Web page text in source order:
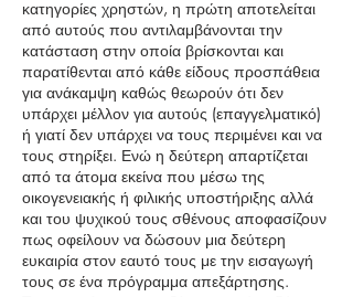
κατηγορίες χρηστών, η πρώτη αποτελείται
από αυτούς που αντιλαμβάνονται την
κατάσταση στην οποία βρίσκονται και
παρατίθενται από κάθε είδους προσπάθεια
για ανάκαμψη καθώς θεωρούν ότι δεν
υπάρχει μέλλον για αυτούς (επαγγελματικό)
ή γιατί δεν υπάρχει να τους περιμένει και να
τους στηρίξει. Ενώ η δεύτερη απαρτίζεται
από τα άτομα εκείνα που μέσω της
οικογενειακής ή φιλικής υποστήριξης αλλά
και του ψυχικού τους σθένους αποφασίζουν
πως οφείλουν να δώσουν μια δεύτερη
ευκαιρία στον εαυτό τους με την εισαγωγή
τους σε ένα πρόγραμμα απεξάρτησης.